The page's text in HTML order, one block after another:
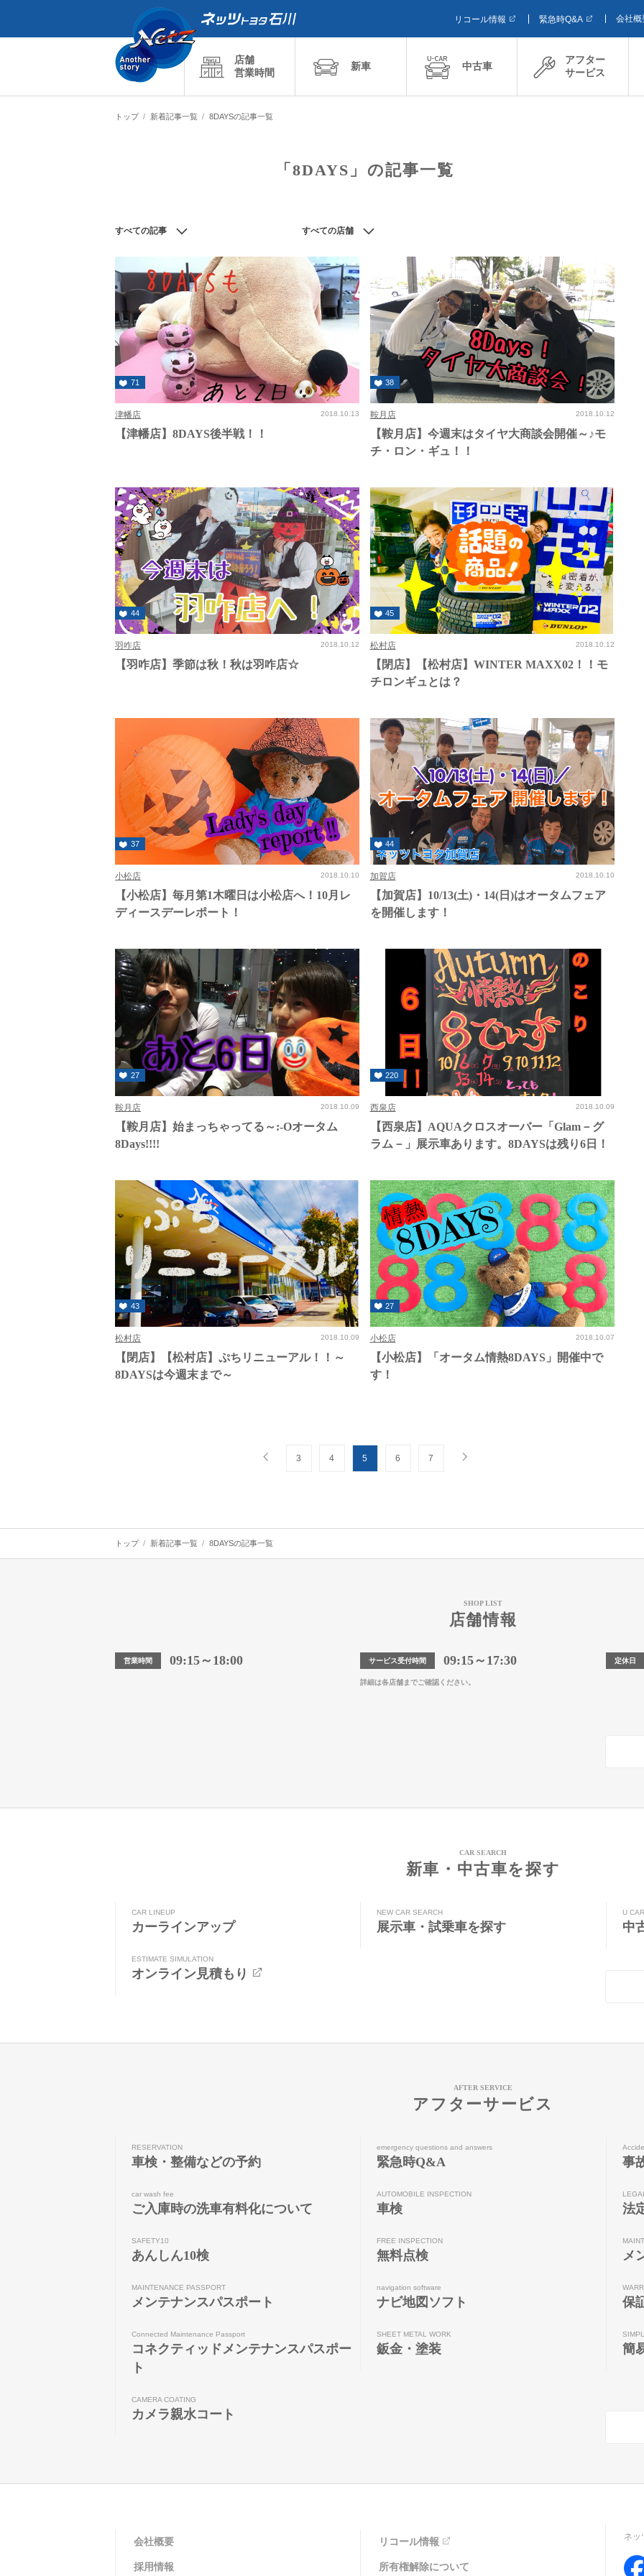
リコール情報 緊急時Q&A 会社概
店舗
営業時間
新車 中古車
アフター
サービス
トップ 新着記事一覧 8DAYSの記事一覧
「8DAYS」の記事一覧
すべての記事 すべての店舗
71
津幡店 2018.10.13
【津幡店】8DAYS後半戦！！
38
鞍月店 2018.10.12
【鞍月店】今週末はタイヤ大商談会開催～♪モ
チ・ロン・ギュ！！
44
羽咋店 2018.10.12
【羽咋店】季節は秋！秋は羽咋店☆
45
松村店 2018.10.12
【閉店】【松村店】WINTER MAXX02！！モ
チロンギュとは？
37
小松店 2018.10.10
【小松店】毎月第1木曜日は小松店へ！10月レ
ディースデーレポート！
44
加賀店 2018.10.10
【加賀店】10/13(土)・14(日)はオータムフェア
を開催します！
27
鞍月店 2018.10.09
【鞍月店】始まっちゃってる～:-Oオータム
8Days!!!!
220
西泉店 2018.10.09
【西泉店】AQUAクロスオーバー「Glam－グ
ラム－」展示車あります。8DAYSは残り6日！
43
松村店 2018.10.09
【閉店】【松村店】ぷちリニューアル！！～
8DAYSは今週末まで～
27
小松店 2018.10.07
【小松店】「オータム情熱8DAYS」開催中で
す！
3 4 5 6 7
トップ 新着記事一覧 8DAYSの記事一覧
SHOP LIST
店舗情報
営業時間 09:15～18:00 サービス受付時間 09:15～17:30
詳細は各店舗までご確認ください。
定休日
CAR SEARCH
新車・中古車を探す
CAR LINEUP
カーラインアップ
NEW CAR SEARCH
展示車・試乗車を探す
U
中
ESTIMATE SIMULATION
オンライン見積もり
AFTER SERVICE
アフターサービス
RESERVATION
車検・整備などの予約
emergency questions and answers
緊急時Q&A 事
car wash fee
ご入庫時の洗車有料化について
AUTOMOBILE INSPECTION
車検 法
SAFETY10
あんしん10検
FREE INSPECTION
無料点検 メ
MAINTENANCE PASSPORT
メンテナンスパスポート
navigation software
ナビ地図ソフト 保
Connected Maintenance Passport
コネクティッドメンテナンスパスポー
ト
SHEET METAL WORK
鈑金・塗装 簡
CAMERA COATING
カメラ親水コート
会社概要 リコール情報
採用情報 所有権解除について
ネッ